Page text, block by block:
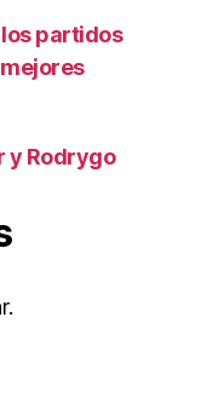
partidos
y Rodrygo